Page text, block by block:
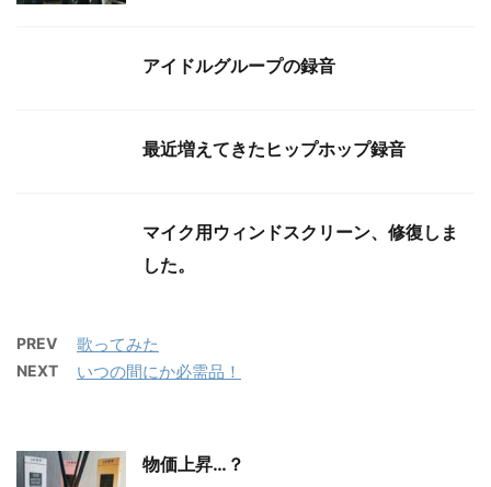
アイドルグループの録音
最近増えてきたヒップホップ録音
マイク用ウィンドスクリーン、修復しま
した。
PREV 歌ってみた
NEXT いつの間にか必需品！
物価上昇…？